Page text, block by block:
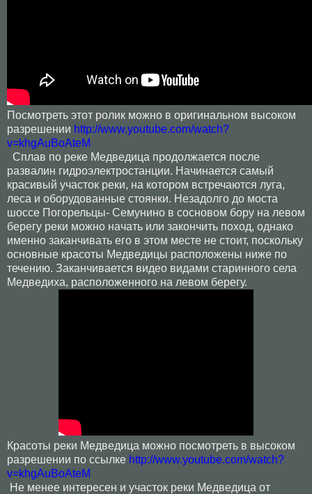
Посмотреть этот ролик можно в оригинальном высоком
разрешении http://www.youtube.com/watch?
v=khgAuBoAteM
Сплав по реке Медведица продолжается после
развалин гидроэлектростанции. Начинается самый
красивый участок реки, на котором встречаются луга,
леса и оборудованные стоянки. Незадолго до моста
шоссе Погорельцы- Семунино в сосновом бору на левом
берегу реки можно начать или закончить поход, однако
именно заканчивать его в этом месте не стоит, поскольку
основные красоты Медведицы расположены ниже по
течению. Заканчивается видео видами старинного села
Медведиха, расположенного на левом берегу.
Красоты реки Медведица можно посмотреть в высоком
разрешении по ссылке http://www.youtube.com/watch?
v=khgAuBoAteM
Не менее интересен и участок реки Медведица от